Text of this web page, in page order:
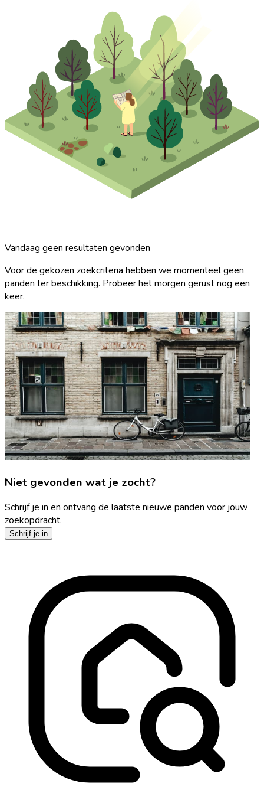
Vandaag geen resultaten gevonden
Voor de gekozen zoekcriteria hebben we momenteel geen
panden ter beschikking. Probeer het morgen gerust nog een
keer.
Niet gevonden wat je zocht?
Schrijf je in en ontvang de laatste nieuwe panden voor jouw
zoekopdracht.
Schrijf je in